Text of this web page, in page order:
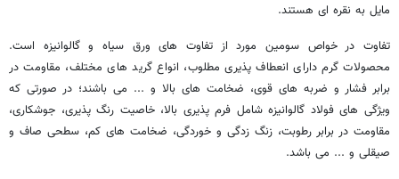
مایل به نقره ای هستند.
تفاوت در خواص سومین مورد از تفاوت های ورق سیاه و گالوانیزه است.
محصولات گرم دارای انعطاف پذیری مطلوب، انواع گرید های مختلف، مقاومت در
برابر فشار و ضربه های قوی، ضخامت های بالا و ... می باشند؛ در صورتی که
ویژگی های فولاد گالوانیزه شامل فرم پذیری بالا، خاصیت رنگ پذیری، جوشکاری،
مقاومت در برابر رطوبت، زنگ زدگی و خوردگی، ضخامت های کم، سطحی صاف و
صیقلی و ... می باشد.